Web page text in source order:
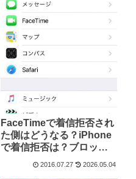
FaceTimeで着信拒否され
た側はどうなる？iPhone
で着信拒否は？ブロック
確認と相手への聞こえ方
2016.07.27 2026.05.04